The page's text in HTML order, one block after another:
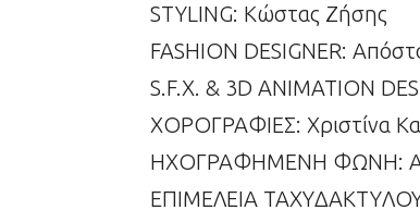
STYLING: Kώστας Ζήσης
FASHION DESIGNER:
S.F.X. & 3D ANIMATION
XOPOΓPAΦIEΣ: Xριστίνα
HXOΓPAΦHMENH ΦΩNH:
EΠIMEΛEIA